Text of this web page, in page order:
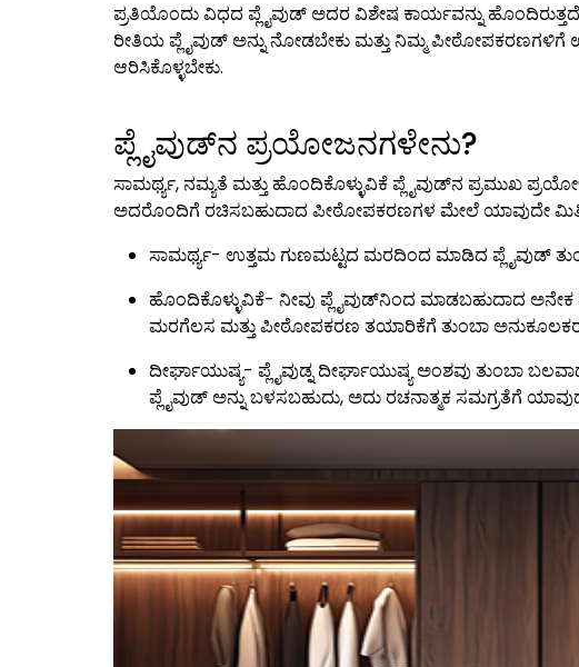
ಪ್ರತಿಯೊಂದು ವಿಧದ ಪ್ಲೈವುಡ್ ಅದರ ವಿಶೇಷ ಕಾರ್ಯವನ್ನು
ರೀತಿಯ ಪ್ಲೈವುಡ್ ಅನ್ನು ನೋಡಬೇಕು ಮತ್ತು ನಿಮ್ಮ ಪೀಠೋಪಕರಣಗಳಿಗೆ
ಆರಿಸಿಕೊಳ್ಳಬೇಕು.
ಪ್ಲೈವುಡ್‌ನ ಪ್ರಯೋಜನಗಳೇನು?
ಸಾಮರ್ಥ್ಯ, ನಮ್ಯತೆ ಮತ್ತು ಹೊಂದಿಕೊಳ್ಳುವಿಕೆ ಪ್ಲೈವುಡ್‌ನ ಪ್ರಮುಖ
ಅದರೊಂದಿಗೆ ರಚಿಸಬಹುದಾದ ಪೀಠೋಪಕರಣಗಳ ಮೇಲೆ ಯಾವುದೇ
ಸಾಮರ್ಥ್ಯ- ಉತ್ತಮ ಗುಣಮಟ್ಟದ ಮರದಿಂದ ಮಾಡಿದ ಪ್ಲೈವುಡ್
ಹೊಂದಿಕೊಳ್ಳುವಿಕೆ- ನೀವು ಪ್ಲೈವುಡ್‌ನಿಂದ ಮಾಡಬಹುದಾದ ಅನೇಕ
ಮರಗೆಲಸ ಮತ್ತು ಪೀಠೋಪಕರಣ ತಯಾರಿಕೆಗೆ ತುಂಬಾ
ದೀರ್ಘಾಯುಷ್ಯ- ಪ್ಲೈವುಡ್ನ ದೀರ್ಘಾಯುಷ್ಯ ಅಂಶವು ತುಂಬಾ
ಪ್ಲೈವುಡ್ ಅನ್ನು ಬಳಸಬಹುದು, ಅದು ರಚನಾತ್ಮಕ ಸಮಗ್ರತೆಗೆ